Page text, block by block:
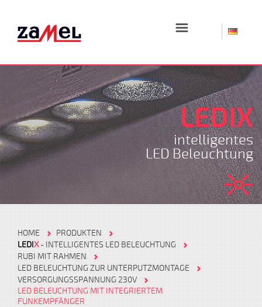
☰
LEDIX
intelligentes
LED Beleuchtung
HOME
PRODUKTEN
LEDIX- INTELLIGENTES LED BELEUCHTUNG
RUBI MIT RAHMEN
LED BELEUCHTUNG ZUR UNTERPUTZMONTAGE
VERSORGUNGSSPANNUNG 230V
LED BELEUCHTUNG MIT INTEGRIERTEM
FUNKEMPFÄNGER